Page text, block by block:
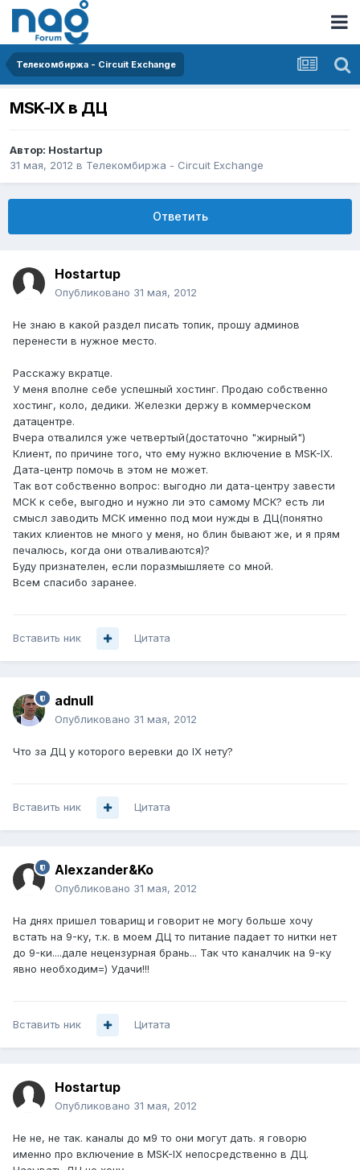
Телекомбиржа - Circuit Exchange
MSK-IX в ДЦ
Автор: Hostartup
31 мая, 2012 в Телекомбиржа - Circuit Exchange
Ответить
Hostartup
Опубликовано 31 мая, 2012
Не знаю в какой раздел писать топик, прошу админов
перенести в нужное место.
Расскажу вкратце.
У меня вполне себе успешный хостинг. Продаю собственно
хостинг, коло, дедики. Железки держу в коммерческом
датацентре.
Вчера отвалился уже четвертый(достаточно "жирный")
Клиент, по причине того, что ему нужно включение в MSK-IX.
Дата-центр помочь в этом не может.
Так вот собственно вопрос: выгодно ли дата-центру завести
МСК к себе, выгодно и нужно ли это самому МСК? есть ли
смысл заводить МСК именно под мои нужды в ДЦ(понятно
таких клиентов не много у меня, но блин бывают же, и я прям
печалюсь, когда они отваливаются)?
Буду признателен, если поразмышляете со мной.
Всем спасибо заранее.
Вставить ник Цитата
adnull
Опубликовано 31 мая, 2012
Что за ДЦ у которого веревки до IX нету?
Вставить ник Цитата
Alexzander&Ko
Опубликовано 31 мая, 2012
На днях пришел товарищ и говорит не могу больше хочу
встать на 9-ку, т.к. в моем ДЦ то питание падает то нитки нет
до 9-ки....дале нецензурная брань... Так что каналчик на 9-ку
явно необходим=) Удачи!!!
Вставить ник Цитата
Hostartup
Опубликовано 31 мая, 2012
Не не, не так. каналы до м9 то они могут дать. я говорю
именно про включение в MSK-IX непосредственно в ДЦ.